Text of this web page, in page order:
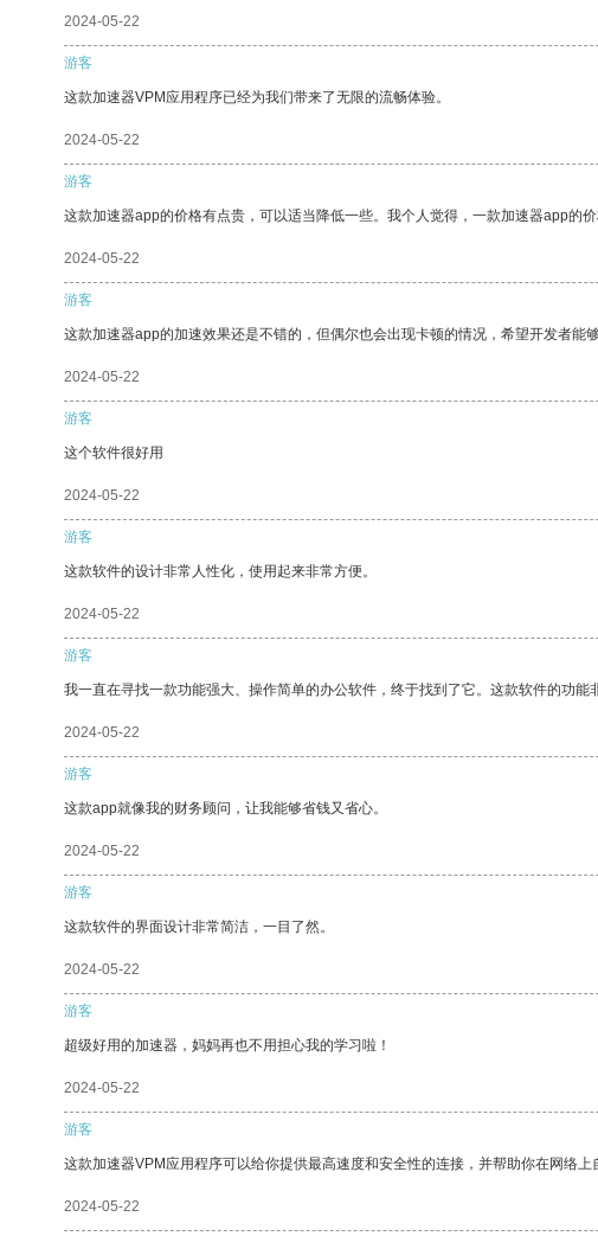
2024-05-22
游客
这款加速器VPM应用程序已经为我们带来了无限的流畅体验。
2024-05-22
游客
这款加速器app的价格有点贵，可以适当降低一些。我个人觉得，一款加速器app的价
2024-05-22
游客
这款加速器app的加速效果还是不错的，但偶尔也会出现卡顿的情况，希望开发者能够
2024-05-22
游客
这个软件很好用
2024-05-22
游客
这款软件的设计非常人性化，使用起来非常方便。
2024-05-22
游客
我一直在寻找一款功能强大、操作简单的办公软件，终于找到了它。这款软件的功
2024-05-22
游客
这款app就像我的财务顾问，让我能够省钱又省心。
2024-05-22
游客
这款软件的界面设计非常简洁，一目了然。
2024-05-22
游客
超级好用的加速器，妈妈再也不用担心我的学习啦！
2024-05-22
游客
这款加速器VPM应用程序可以给你提供最高速度和安全性的连接，并帮助你在网络上
2024-05-22